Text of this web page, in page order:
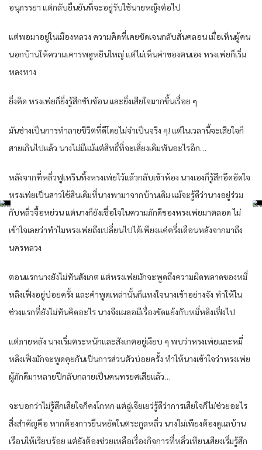
อนุภรรยา แต่กลับยืนยันที่จะอยู่รับใช้นายหญิงต่อไป
แต่พอมาอยู่ในเมืองหลวง ความคิดที่เคยชัดเจนกลับสั่นคลอน เมื่อเห็นผู้คน
นอกบ้านให้ความเคารพฮูหยินใหญ่ แต่ไม่เห็นค่าของตนเอง หรงเพ่ยก็เริ่ม
หลงทาง
ยิ่งคิด หรงเพ่ยก็ยิ่งรู้สึกซับซ้อน และยิ่งเสียใจมากขึ้นเรื่อย ๆ
มันช่างเป็นการทำลายชีวิตที่ดีโดยไม่จำเป็นจริง ๆ! แต่ในเวลานี้จะเสียใจก็
สายเกินไปแล้ว นางไม่มีแม้แต่สิทธิ์ที่จะเสี่ยงเดิมพันอะไรอีก…
หลังจากที่หลิ่วฟูเหรินทิ้งหรงเพ่ยไว้แล้วกลับเข้าห้อง นางเองก็รู้สึกอึดอัดใจ
หรงเพ่ยเป็นสาวใช้สินเดิมที่นางพามาจากบ้านเดิม แม้จะรู้ดีว่านางอยู่ร่วม
กับหลิ่วจื้อหย่วน แต่นางก็ยังเชื่อใจในความภักดีของหรงเพ่ยมาตลอด ไม่
เข้าใจเลยว่าทำไมหรงเพ่ยถึงเปลี่ยนไปได้เพียงแค่ครึ่งเดือนหลังจากมาถึง
นครหลวง
ตอนแรกนางยังไม่ทันสังเกต แต่หรงเพ่ยมักจะพูดถึงความผิดพลาดของหมี่
หลิงเฟิ่งอยู่บ่อยครั้ง และคำพูดเหล่านั้นก็แทงใจนางเข้าอย่างจัง ทำให้ใน
ช่วงแรกที่ยังไม่ทันคิดอะไร นางจึงเผลอมีเรื่องขัดแย้งกับหมี่หลิงเฟิ่งไป
แต่ภายหลัง นางเริ่มตระหนักและสังเกตอยู่เงียบ ๆ พบว่าหรงเพ่ยและหมี่
หลิงเฟิ่งมักจะพูดคุยกันเป็นการส่วนตัวบ่อยครั้ง ทำให้นางเข้าใจว่าหรงเพ่ย
ผู้ภักดีมาหลายปีกลับกลายเป็นคนทรยศเสียแล้ว…
จะบอกว่าไม่รู้สึกเสียใจก็คงโกหก แต่ฉู่เจียเยว่รู้ดีว่าการเสียใจก็ไม่ช่วยอะไร
สิ่งสำคัญคือ หากต้องการยืนหยัดในตระกูลหลิ่ว นางไม่เพียงต้องดูแลบ้าน
เรือนให้เรียบร้อย แต่ยังต้องช่วยเหลือเรื่องกิจการที่หลิ่วเทียนเสียงเริ่มรู้สึก